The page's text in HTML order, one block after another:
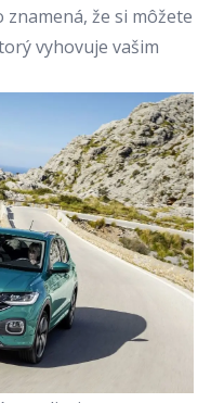
že si môžete
vyhovuje vašim